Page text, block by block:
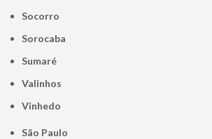
Socorro
Sorocaba
Sumaré
Valinhos
Vinhedo
São Paulo